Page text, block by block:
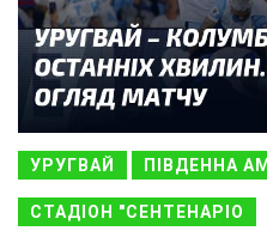
УРУГВАЙ ПІВДЕННА
СТАДІОН "СЕНТЕНАРІО